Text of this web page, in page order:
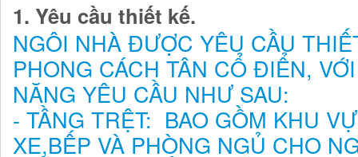
1. Yêu cầu thiết kế.
NGÔI NHÀ ĐƯỢC YÊU CẦU
PHONG CÁCH TÂN CỔ ĐIỂN,
NĂNG YÊU CẦU NHƯ SAU:
- TẦNG TRỆT: BAO GỒM KHU
XE,BẾP VÀ PHÒNG NGỦ CHO